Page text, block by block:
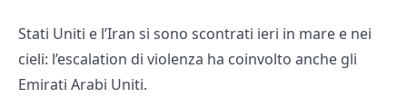
Stati Uniti e l’Iran si sono scontrati ieri in mare e nei
cieli: l’escalation di violenza ha coinvolto anche gli
Emirati Arabi Uniti.